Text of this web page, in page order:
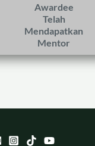
Awardee
Telah
Mendapatkan
Mentor